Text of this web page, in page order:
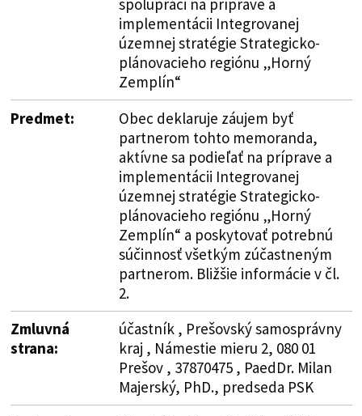
implementácii Integrovanej
územnej stratégie Strategicko-
plánovacieho regiónu „Horný
Zemplín“
Predmet:
Obec deklaruje záujem byť
partnerom tohto memoranda,
aktívne sa podieľať na príprave a
implementácii Integrovanej
územnej stratégie Strategicko-
plánovacieho regiónu „Horný
Zemplín“ a poskytovať potrebnú
súčinnosť všetkým zúčastneným
partnerom. Bližšie informácie v čl.
2.
Zmluvná
strana:
účastník , Prešovský samosprávny
kraj , Námestie mieru 2, 080 01
Prešov , 37870475 , PaedDr. Milan
Majerský, PhD., predseda PSK